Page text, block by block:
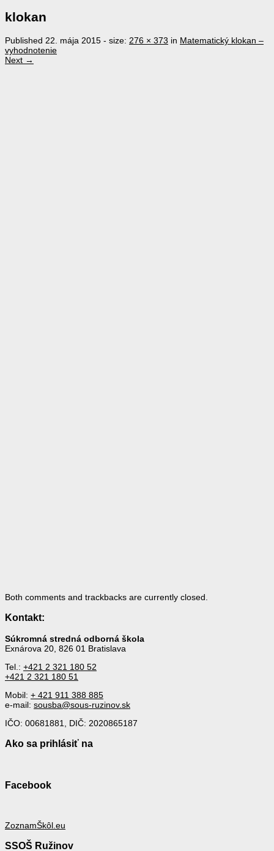
klokan
Published 22. mája 2015 - size: 276 × 373 in Matematický klokan –
vyhodnotenie
Next →
Both comments and trackbacks are currently closed.
Kontakt:
Súkromná stredná odborná škola
Exnárova 20, 826 01 Bratislava
Tel.: +421 2 321 180 52
+421 2 321 180 51
Mobil: + 421 911 388 885
e-mail: sousba@sous-ruzinov.sk
IČO: 00681881, DIČ: 2020865187
Ako sa prihlásiť na
Facebook
ZoznamŠkôl.eu
SSOŠ Ružinov